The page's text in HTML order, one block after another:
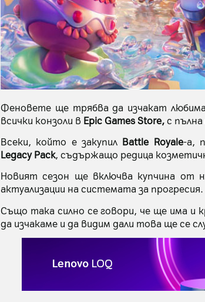
Феновете ще трябва да изчакат
всички конзоли в Epic Games Store,с
Всеки, който е закупил Battle Royale-a,
Legacy Pack, съдържащо редица
Новият сезон ще включва купчина от
актуализации на системата за прогресия.
Също така силно се говори, че ще има и
да изчакаме и да видим дали това ще се